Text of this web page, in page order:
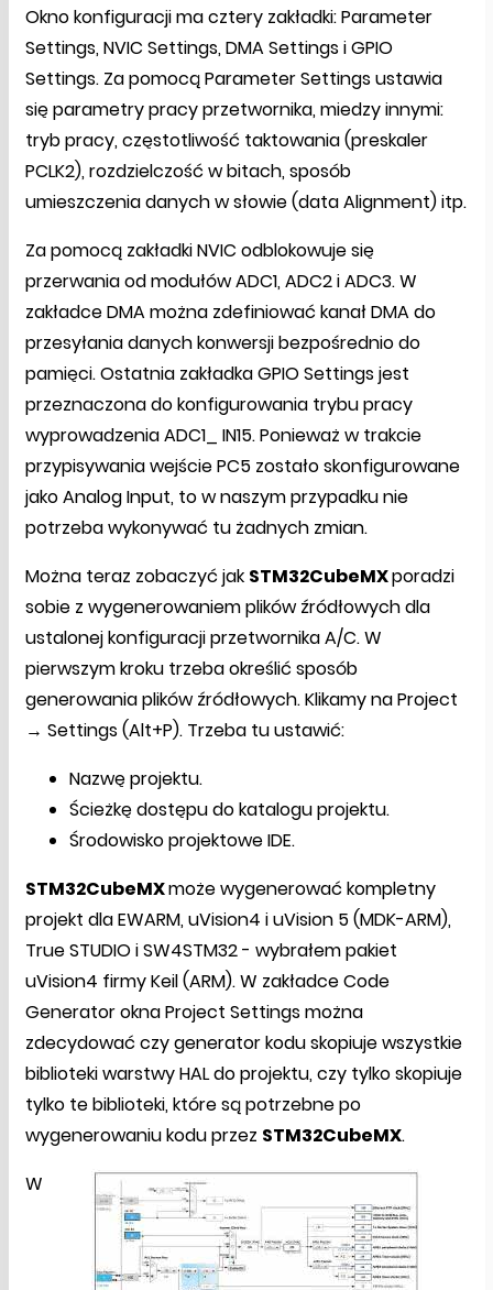
Okno konfiguracji ma cztery zakładki: Parameter
Settings, NVIC Settings, DMA Settings i GPIO
Settings. Za pomocą Parameter Settings ustawia
się parametry pracy przetwornika, miedzy innymi:
tryb pracy, częstotliwość taktowania (preskaler
PCLK2), rozdzielczość w bitach, sposób
umieszczenia danych w słowie (data Alignment) itp.
Za pomocą zakładki NVIC odblokowuje się
przerwania od modułów ADC1, ADC2 i ADC3. W
zakładce DMA można zdefiniować kanał DMA do
przesyłania danych konwersji bezpośrednio do
pamięci. Ostatnia zakładka GPIO Settings jest
przeznaczona do konfigurowania trybu pracy
wyprowadzenia ADC1_ IN15. Ponieważ w trakcie
przypisywania wejście PC5 zostało skonfigurowane
jako Analog Input, to w naszym przypadku nie
potrzeba wykonywać tu żadnych zmian.
Można teraz zobaczyć jak STM32CubeMXporadzi
sobie z wygenerowaniem plików źródłowych dla
ustalonej konfiguracji przetwornika A/C. W
pierwszym kroku trzeba określić sposób
generowania plików źródłowych. Klikamy na Project
→ Settings (Alt+P). Trzeba tu ustawić:
Nazwę projektu.
Ścieżkę dostępu do katalogu projektu.
Środowisko projektowe IDE.
STM32CubeMXmoże wygenerować kompletny
projekt dla EWARM, uVision4 i uVision 5 (MDK-ARM),
True STUDIO i SW4STM32 - wybrałem pakiet
uVision4 firmy Keil (ARM). W zakładce Code
Generator okna Project Settings można
zdecydować czy generator kodu skopiuje wszystkie
biblioteki warstwy HAL do projektu, czy tylko skopiuje
tylko te biblioteki, które są potrzebne po
wygenerowaniu kodu przez STM32CubeMX.
W